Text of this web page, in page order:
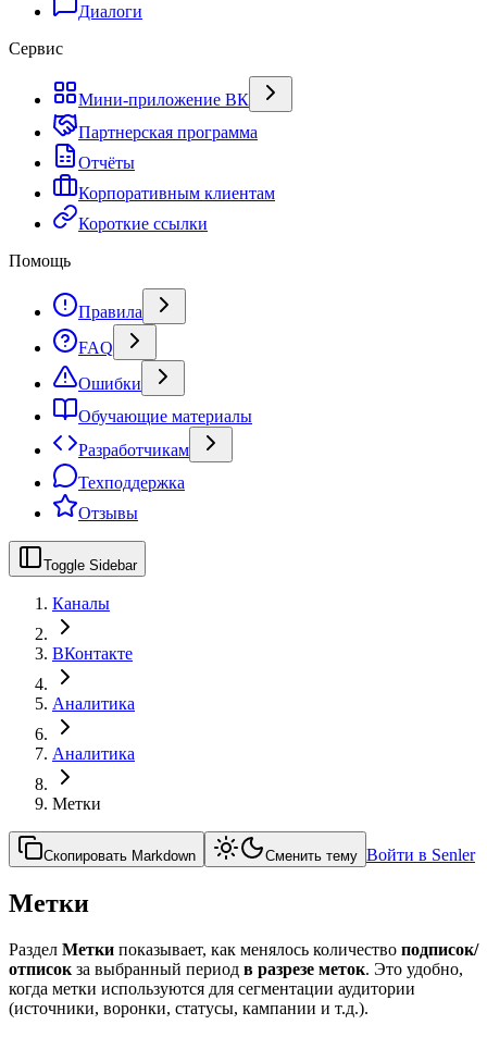
Диалоги
Сервис
Мини-приложение ВК
Партнерская программа
Отчёты
Корпоративным клиентам
Короткие ссылки
Помощь
Правила
FAQ
Ошибки
Обучающие материалы
Разработчикам
Техподдержка
Отзывы
Toggle Sidebar
Каналы
ВКонтакте
Аналитика
Аналитика
Метки
Скопировать Markdown Сменить тему Войти в Senler
Метки
Раздел Метки показывает, как менялось количество подписок/
отписок за выбранный период в разрезе меток. Это удобно,
когда метки используются для сегментации аудитории
(источники, воронки, статусы, кампании и т.д.).